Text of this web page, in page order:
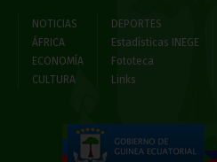
NOTICIAS
ÁFRICA
ECONOMÍA
CULTURA
DEPORTES
Estadísticas INEGE
Fototeca
Links